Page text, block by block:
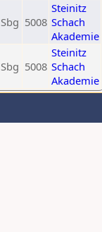
Sbg 5008
Steinitz
Schach
Akademie
Sbg 5008
Steinitz
Schach
Akademie